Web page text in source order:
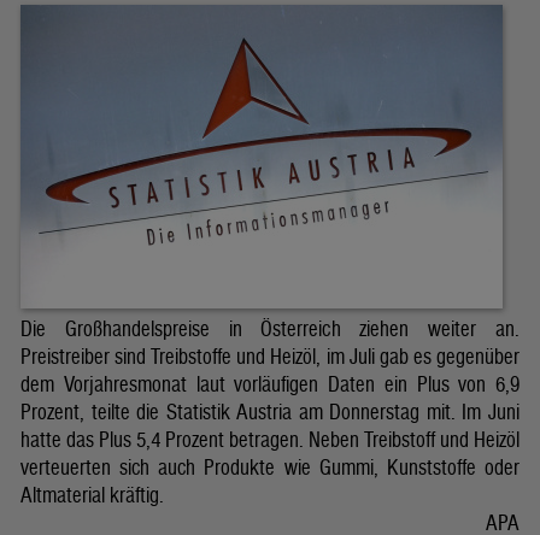
Die Großhandelspreise in Österreich ziehen weiter an.
Preistreiber sind Treibstoffe und Heizöl, im Juli gab es gegenüber
dem Vorjahresmonat laut vorläufigen Daten ein Plus von 6,9
Prozent, teilte die Statistik Austria am Donnerstag mit. Im Juni
hatte das Plus 5,4 Prozent betragen. Neben Treibstoff und Heizöl
verteuerten sich auch Produkte wie Gummi, Kunststoffe oder
Altmaterial kräftig.
APA